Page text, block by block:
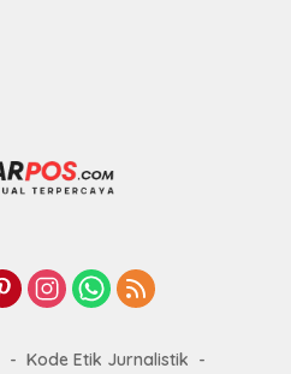
Kode Etik Jurnalistik